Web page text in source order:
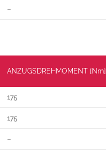
–
ANZUGSDREHMOMENT [Nm]
175
175
–